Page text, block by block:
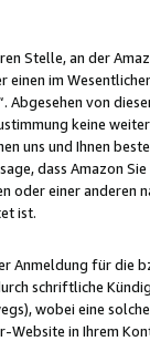
Stelle, an der
im
von
keine
uns und Ihnen
dass Amazon
oder einer
ist.
Anmeldung für die
schriftliche
wobei eine
Website in Ihrem